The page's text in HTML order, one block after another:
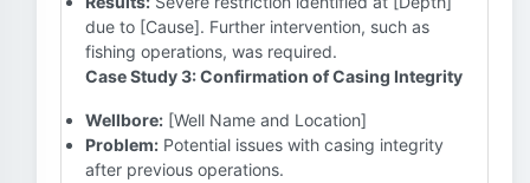
due to [Cause]. Further intervention, such as
fishing operations, was required.
Case Study 3: Confirmation of Casing Integrity
Wellbore: [Well Name and Location]
Problem: Potential issues with casing integrity
after previous operations.